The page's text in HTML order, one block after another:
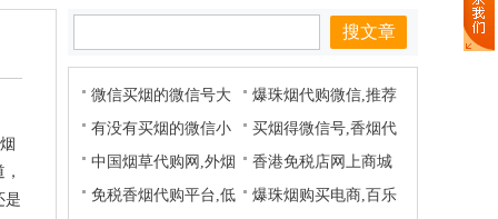
是
微信买烟的微信号大
全,卖烟微信多少,出售
香烟微信
爆珠烟代购微信,推荐
几个卖外烟的微商,买
烟联系方式微信
有没有买烟的微信小
程序,推荐几个卖烟的
微信群,烟草交流微信
买烟得微信号,香烟代
购微信,推荐几个卖烟
的微信
中国烟草代购网,外烟
代购网app,711免税网
香港免税店网上商城
香烟,免税烟代购网,免
免税香烟代购平台,低
爆珠烟购买电商,百乐